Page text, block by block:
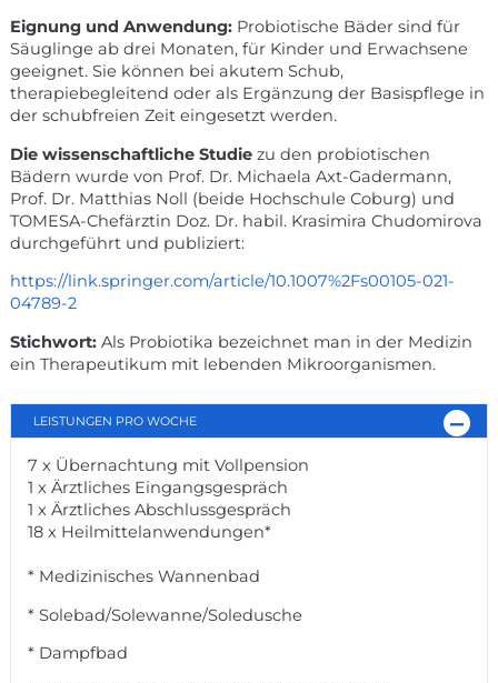
Eignung und Anwendung: Probiotische Bäder sind für
Säuglinge ab drei Monaten, für Kinder und Erwachsene
geeignet. Sie können bei akutem Schub,
therapiebegleitend oder als Ergänzung der Basispflege in
der schubfreien Zeit eingesetzt werden.
Die wissenschaftliche Studie zu den probiotischen
Bädern wurde von Prof. Dr. Michaela Axt-Gadermann,
Prof. Dr. Matthias Noll (beide Hochschule Coburg) und
TOMESA-Chefärztin Doz. Dr. habil. Krasimira Chudomirova
durchgeführt und publiziert:
https://link.springer.com/article/10.1007%2Fs00105-021-
04789-2
Stichwort: Als Probiotika bezeichnet man in der Medizin
ein Therapeutikum mit lebenden Mikroorganismen.
LEISTUNGEN PRO WOCHE
7 x Übernachtung mit Vollpension
1 x Ärztliches Eingangsgespräch
1 x Ärztliches Abschlussgespräch
18 x Heilmittelanwendungen*
* Medizinisches Wannenbad
* Solebad/Solewanne/Soledusche
* Dampfbad